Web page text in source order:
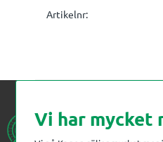
Artikelnr
Vi har mycket